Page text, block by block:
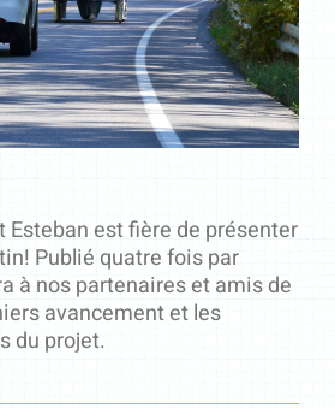
Esteban est fière de présenter
Publié quatre fois par
à nos partenaires et amis de
avancement et les
du projet.